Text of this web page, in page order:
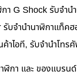
G Shock รับจำ
บจำนำนาฬิกาแท็ค
ไอที, รับจำนำโท
ฬิกา และ ของแบรน